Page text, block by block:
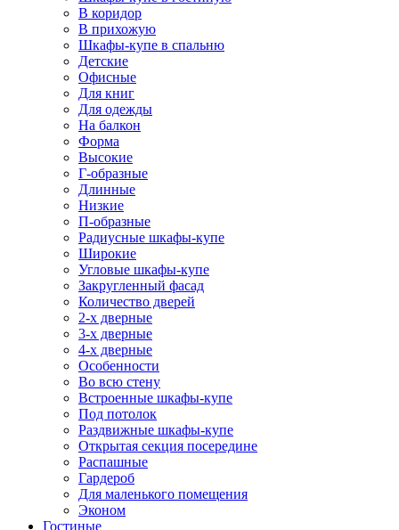
В коридор
В прихожую
Шкафы-купе в спальню
Детские
Офисные
Для книг
Для одежды
На балкон
Форма
Высокие
Г-образные
Длинные
Низкие
П-образные
Радиусные шкафы-купе
Широкие
Угловые шкафы-купе
Закругленный фасад
Количество дверей
2-х дверные
3-х дверные
4-х дверные
Особенности
Во всю стену
Встроенные шкафы-купе
Под потолок
Раздвижные шкафы-купе
Открытая секция посередине
Распашные
Гардероб
Для маленького помещения
Эконом
Гостиные